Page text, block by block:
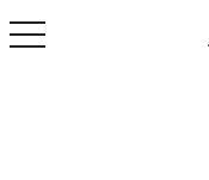
navigation